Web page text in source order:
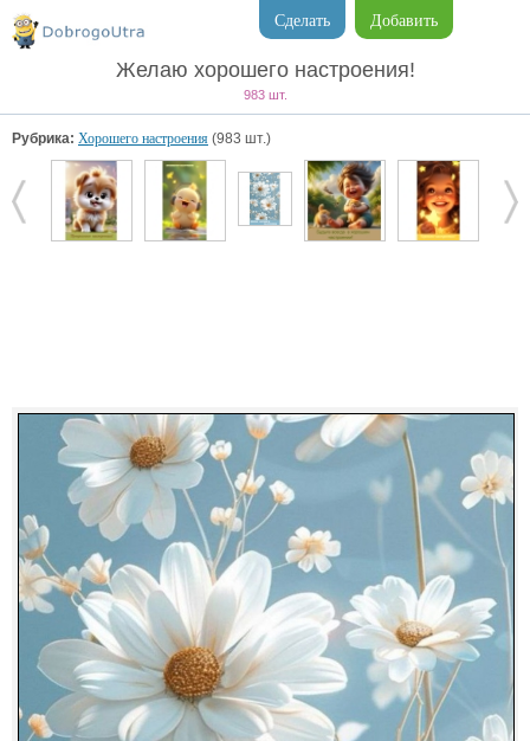
Добавить
Сделать
Желаю хорошего настроения!
983 шт.
Рубрика: Хорошего настроения (983 шт.)